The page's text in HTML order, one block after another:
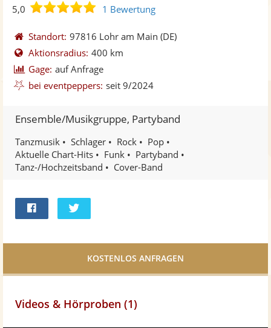
5,0
5,0
5
Sternen
1 Bewertung
Standort: 97816 Lohr am Main (DE)
Aktionsradius: 400 km
Gage: auf Anfrage
bei eventpeppers: seit 9/2024
Ensemble/Musikgruppe, Partyband
Tanzmusik Schlager Rock
Pop
Aktuelle Chart-Hits
Funk
Partyband
Tanz-/Hochzeitsband
Cover-Band
Facebook
Videos & Hörproben (1)